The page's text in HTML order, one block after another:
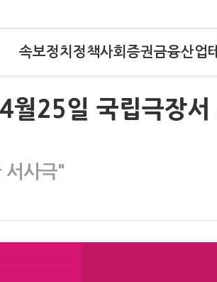
속보정치 정책사회 증권금융산업
월25일 국립극장서
서사극"